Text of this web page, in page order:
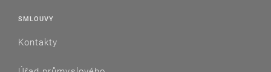
SMLOUVY
Kontakty